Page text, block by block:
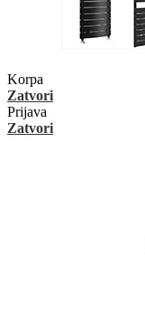
Korpa
Zatvori
Prijava
Zatvori